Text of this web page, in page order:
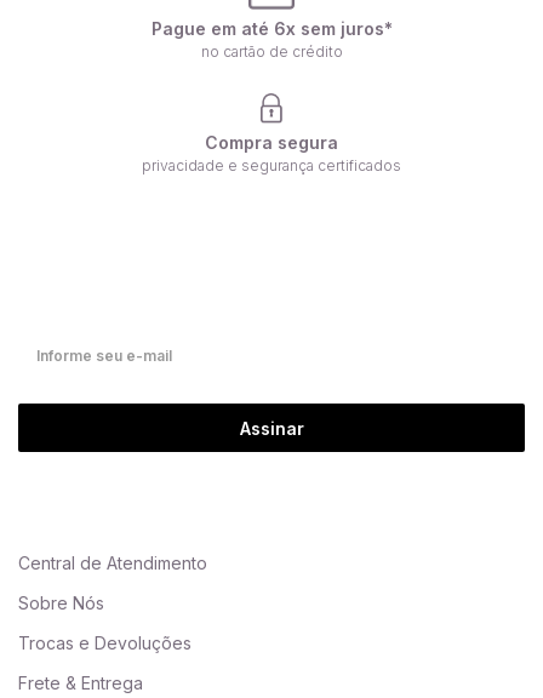
Pague em até 6x sem juros*
no cartão de crédito
Compra segura
privacidade e segurança certificados
Assinar
Central de Atendimento
Sobre Nós
Trocas e Devoluções
Frete & Entrega